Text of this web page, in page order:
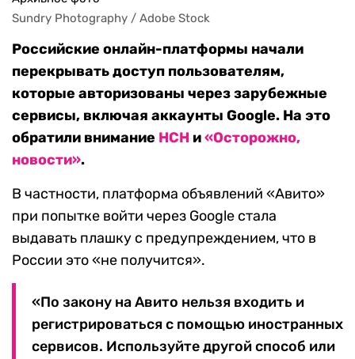
Sundry Photography / Adobe Stock
Российские онлайн-платформы начали
перекрывать доступ пользователям,
которые авторизованы через зарубежные
сервисы, включая аккаунты Google. На это
обратили внимание НСН и«Осторожно,
новости».
В частности, платформа объявлений «Авито»
при попытке войти через Google стала
выдавать плашку с предупреждением, что в
России это «не получится».
«По закону на Авито нельзя входить и
регистрироваться с помощью иностранных
сервисов. Используйте другой способ или